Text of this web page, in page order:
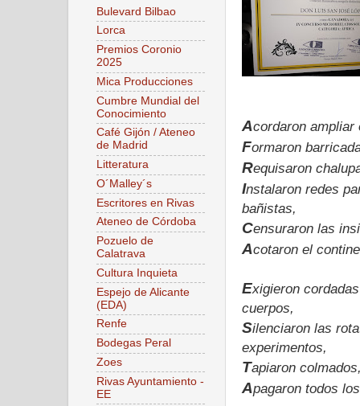
Acordaron
Formaron
Requisaron
Instalaron redes
bañistas,
Censuraron las
Acotaron el
Exigieron
cuerpos,
Silenciaron las
experimentos,
Tapiaron
Apagaron todos
Bulevard Bilbao
Lorca
Premios Coronio
2025
Mica Producciones
Cumbre Mundial del
Conocimiento
Café Gijón / Ateneo
de Madrid
Litteratura
O´Malley´s
Escritores en Rivas
Ateneo de Córdoba
Pozuelo de
Calatrava
Cultura Inquieta
Espejo de Alicante
(EDA)
Renfe
Bodegas Peral
Zoes
Rivas Ayuntamiento -
EE